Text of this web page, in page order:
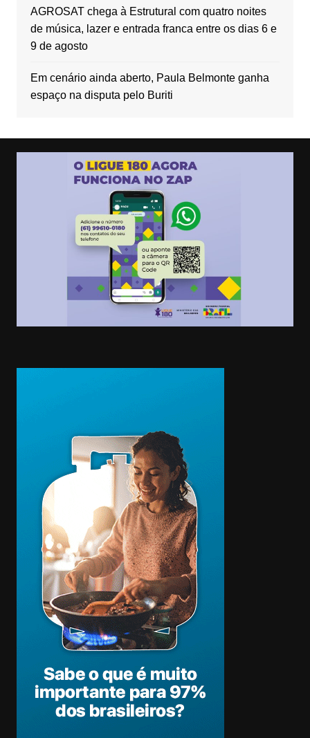
AGROSAT chega à Estrutural com quatro noites
de música, lazer e entrada franca entre os dias 6 e
9 de agosto
Em cenário ainda aberto, Paula Belmonte ganha
espaço na disputa pelo Buriti